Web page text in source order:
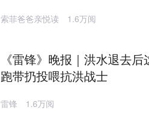
索菲爸爸亲悦读 1.6万阅
《雷锋》晚报｜洪水退去
跑带扔投喂抗洪战士
雷锋 1.6万阅